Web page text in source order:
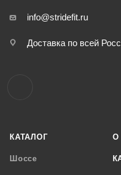
КАТАЛОГ
Шоссе
О
info@stridefit.ru
Доставка по всей